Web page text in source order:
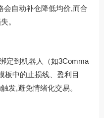
会自动补仓降低均价,而合
。
定到机器人（如3Comma
板中的止损线、盈利目
发,避免情绪化交易。